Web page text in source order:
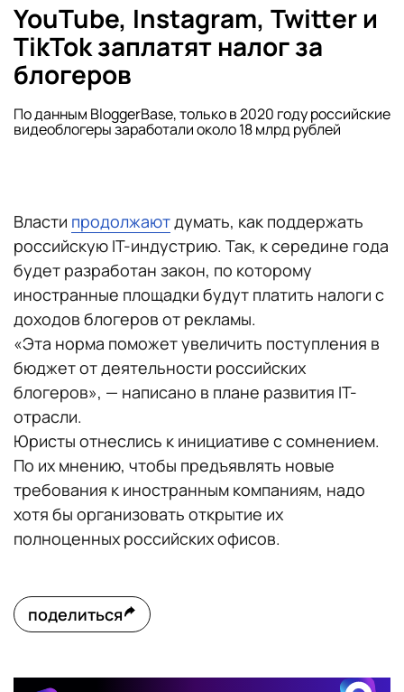
YouTube, Instagram, Twitter и
TikTok заплатят налог за
блогеров
По данным BloggerBase, только в 2020 году российские
видеоблогеры заработали около 18 млрд рублей
Власти продолжаютдумать, как поддержать
российскую IT-индустрию. Так, к середине года
будет разработан закон, по которому
иностранные площадки будут платить налоги с
доходов блогеров от рекламы.
«Эта норма поможет увеличить поступления в
бюджет от деятельности российских
блогеров», — написано в плане развития IT-
отрасли.
Юристы отнеслись к инициативе с сомнением.
По их мнению, чтобы предъявлять новые
требования к иностранным компаниям, надо
хотя бы организовать открытие их
полноценных российских офисов.
поделиться